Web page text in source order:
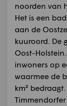
noorden van
Het is een
aan de
kuuroord. De
Oost-
inwoners op
waarmee de
km² bedraagt.